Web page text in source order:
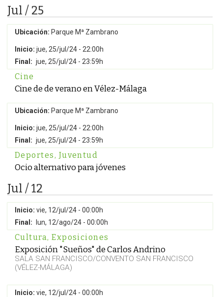
Jul / 25
Ubicación: Parque Mª Zambrano
Inicio: jue, 25/jul/24 - 22:00h
Final: jue, 25/jul/24 - 23:59h
Cine
Cine de de verano en Vélez-Málaga
Ubicación: Parque Mª Zambrano
Inicio: jue, 25/jul/24 - 22:00h
Final: jue, 25/jul/24 - 23:59h
Deportes, Juventud
Ocio alternativo para jóvenes
Jul / 12
Inicio: vie, 12/jul/24 - 00:00h
Final:
lun, 12/ago/24 - 00:00h
Cultura, Exposiciones
Exposición "Sueños" de Carlos Andrino
SALA SAN FRANCISCO/CONVENTO SAN FRANCISCO
(VÉLEZ-MÁLAGA)
Inicio: vie, 12/jul/24 - 00:00h